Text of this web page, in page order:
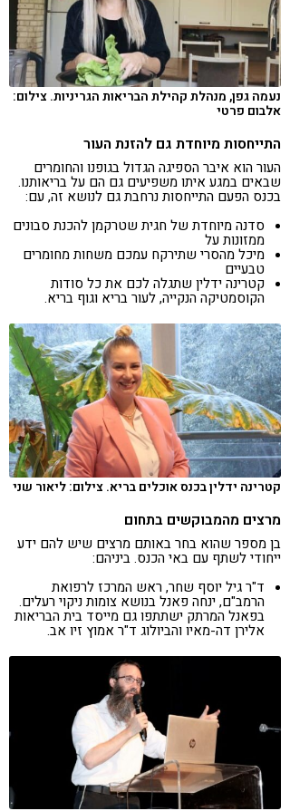
נעמה גפן, מנהלת קהילת הבריאות הגריניות. צילום:
אלבום פרטי
התייחסות מיוחדת גם להזנת העור
העור הוא איבר הספיגה הגדול בגופנו והחומרים
שבאים במגע איתו משפיעים גם הם על בריאותנו.
בכנס הפעם התייחסות נרחבת גם לנושא זה, עם:
סדנה מיוחדת של חגית שטרקמן להכנת סבונים
ממזונות על
מיכל מהסרי שתירקח עמכם משחות מחומרים
טבעיים
קטרינה ידלין שתגלה לכם את כל סודות
הקוסמטיקה הנקייה, לעור בריא וגוף בריא.
קטרינה ידלין בכנס אוכלים בריא. צילום: ליאור שני
מרצים מהמבוקשים בתחום
בן מספר שהוא בחר באותם מרצים שיש להם ידע
ייחודי לשתף עם באי הכנס. ביניהם:
ד"ר גיל יוסף שחר, ראש המרכז לרפואת
הרמב"ם, ינחה פאנל בנושא צומות ניקוי רעלים.
בפאנל המרתק ישתתפו גם מייסד בית הבריאות
אלירן דה-מאיו והביולוג ד"ר אמוץ זיו אב.